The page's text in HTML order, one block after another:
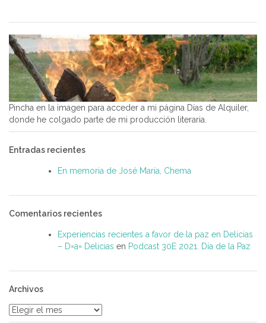
Pincha en la imagen para acceder a mi página Días de Alquiler,
donde he colgado parte de mi producción literaria.
Entradas recientes
En memoria de José María, Chema
Comentarios recientes
Experiencias recientes a favor de la paz en Delicias
– D=a= Delicias en Podcast 30E 2021. Día de la Paz
Archivos
Archivos